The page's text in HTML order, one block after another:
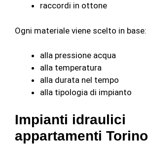
raccordi in ottone
Ogni materiale viene scelto in base:
alla pressione acqua
alla temperatura
alla durata nel tempo
alla tipologia di impianto
Impianti idraulici
appartamenti Torino